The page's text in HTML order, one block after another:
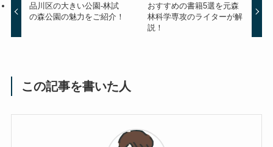
品川区の大きい公園-林試
の森公園の魅力をご紹介！
おすすめの書籍5選を元森
林科学専攻のライターが解
説！
この記事を書いた人